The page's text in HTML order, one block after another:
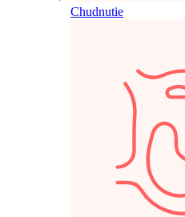
Chudnutie